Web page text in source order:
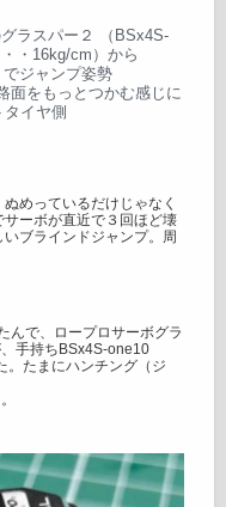
ラスパー２ （BSx4S-
・16kg/cm）から
ジャンプ姿勢
面をもっとつかむ感じに
イヤ側
めっているだけじゃなく
ーボが直近で３回ほど壊
ブラインドジャンプ。周
んで、ロープロサーボグラ
手持ちBSx4S-one10
。たまにハンチング（ジ